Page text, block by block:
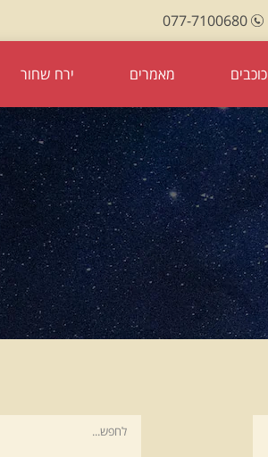
077-7100680
כוכבים מאמרים ירח שחור